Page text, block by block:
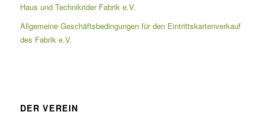
Haus und Technikrider Fabrik e.V.
Allgemeine Geschäftsbedingungen für den Eintrittskartenverkauf
des Fabrik e.V.
DER VEREIN